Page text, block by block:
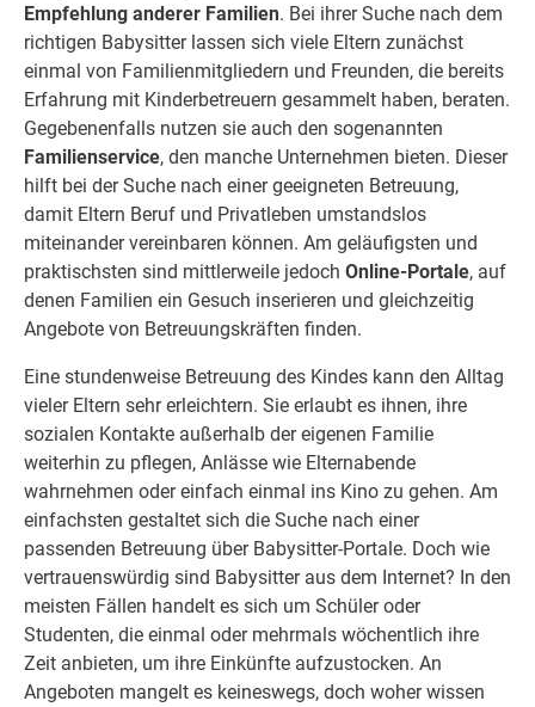
Empfehlung anderer Familien. Bei ihrer Suche nach dem
richtigen Babysitter lassen sich viele Eltern zunächst
einmal von Familienmitgliedern und Freunden, die bereits
Erfahrung mit Kinderbetreuern gesammelt haben, beraten.
Gegebenenfalls nutzen sie auch den sogenannten
Familienservice, den manche Unternehmen bieten. Dieser
hilft bei der Suche nach einer geeigneten Betreuung,
damit Eltern Beruf und Privatleben umstandslos
miteinander vereinbaren können. Am geläufigsten und
praktischsten sind mittlerweile jedoch Online-Portale, auf
denen Familien ein Gesuch inserieren und gleichzeitig
Angebote von Betreuungskräften finden.
Eine stundenweise Betreuung des Kindes kann den Alltag
vieler Eltern sehr erleichtern. Sie erlaubt es ihnen, ihre
sozialen Kontakte außerhalb der eigenen Familie
weiterhin zu pflegen, Anlässe wie Elternabende
wahrnehmen oder einfach einmal ins Kino zu gehen. Am
einfachsten gestaltet sich die Suche nach einer
passenden Betreuung über Babysitter-Portale. Doch wie
vertrauenswürdig sind Babysitter aus dem Internet? In den
meisten Fällen handelt es sich um Schüler oder
Studenten, die einmal oder mehrmals wöchentlich ihre
Zeit anbieten, um ihre Einkünfte aufzustocken. An
Angeboten mangelt es keineswegs, doch woher wissen